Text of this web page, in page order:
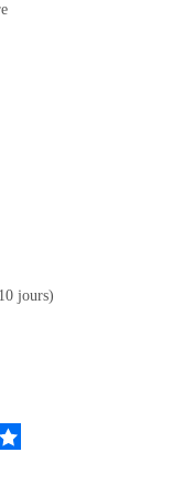
jours)